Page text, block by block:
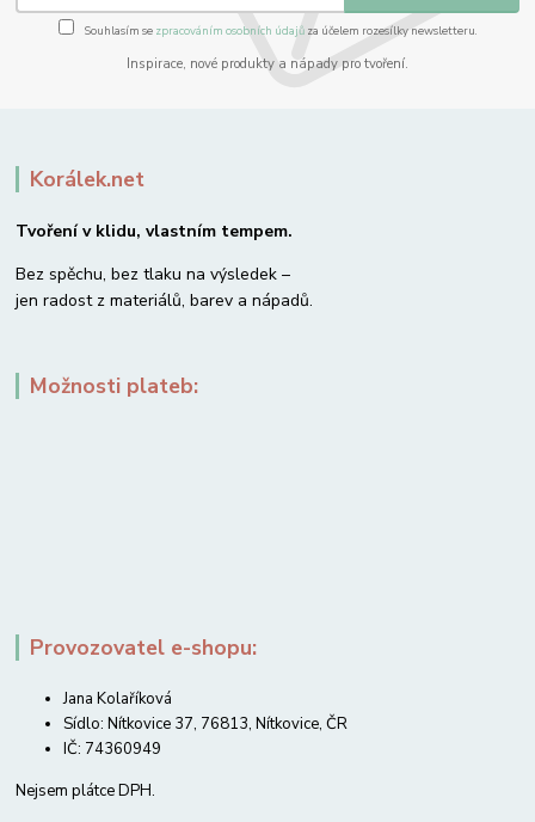
Souhlasím se zpracováním osobních údajůza účelem rozesílky newsletteru.
Inspirace, nové produkty a nápady pro tvoření.
Korálek.net
Tvoření v klidu, vlastním tempem.
Bez spěchu, bez tlaku na výsledek –
jen radost z materiálů, barev a nápadů.
Možnosti plateb:
Provozovatel e-shopu:
Jana Kolaříková
Sídlo: Nítkovice 37, 76813, Nítkovice, ČR
IČ: 74360949
Nejsem plátce DPH.